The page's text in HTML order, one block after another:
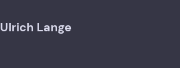
Ulrich Lange